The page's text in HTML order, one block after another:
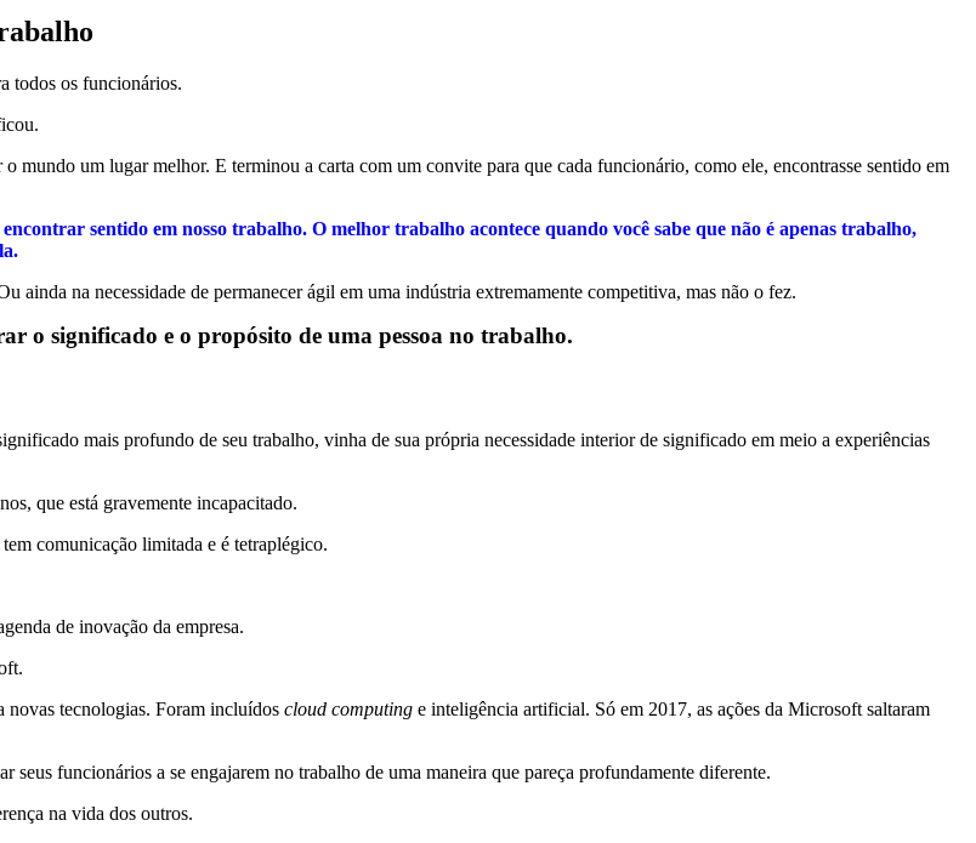
todos os funcionários.
mundo um lugar melhor. E terminou a carta com um convite para que cada funcionário, como ele, encontrasse sentido em
sentido em nosso trabalho. O melhor trabalho acontece quando você sabe que não é apenas trabalho,
ainda na necessidade de permanecer ágil em uma indústria extremamente competitiva, mas não o fez.
o significado e o propósito de uma pessoa no trabalho.
mais profundo de seu trabalho, vinha de sua própria necessidade interior de significado em meio a experiências
que está gravemente incapacitado.
comunicação limitada e é tetraplégico.
de inovação da empresa.
novas tecnologias. Foram incluídos cloud computing e inteligência artificial. Só em 2017, as ações da Microsoft saltaram
funcionários a se engajarem no trabalho de uma maneira que pareça profundamente diferente.
na vida dos outros.